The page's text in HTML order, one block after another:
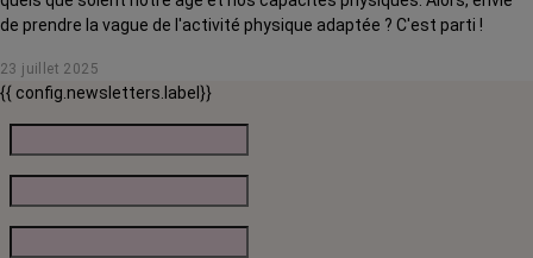
de prendre la vague de l'activité physique adaptée ? C'est parti !
23 juillet 2025
{{ config.newsletters.label}}